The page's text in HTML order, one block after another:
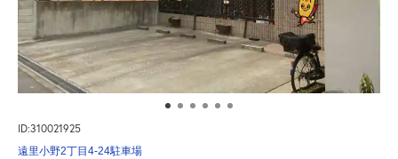
ID:310021925
遠里小野2丁目4-24駐車場